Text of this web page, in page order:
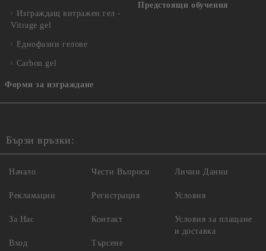
Изграждащ витражен гел -
Vitrage gel
Еднофазни гелове
Carbon gel
Форми за изграждане
Предстоящи обучения
Бързи връзки:
Начало
Рекламации
За Нас
Вход
Чести Въпроси
Регистрация
Контакт
Търсене
Лични Данни
Условия
Условия за плащане
и доставка